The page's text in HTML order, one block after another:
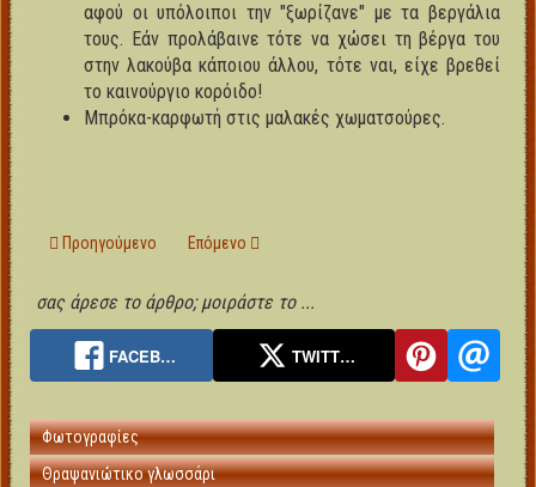
αφού οι υπόλοιποι την "ξωρίζανε" με τα βεργάλια
τους. Εάν προλάβαινε τότε να χώσει τη βέργα του
στην λακούβα κάποιου άλλου, τότε ναι, είχε βρεθεί
το καινούργιο κορόιδο!
Μπρόκα-καρφωτή στις μαλακές χωματσούρες.
Προηγούμενο άρθρο: Τα "κοριτσίστικα" παιχνίδια
Προηγούμενο Επόμενο άρθρο: Τα τυχερά παιχνίδια
Επόμενο
σας άρεσε το άρθρο; μοιράστε το ...
FACEB… TWITT…
Φωτογραφίες
Θραψανιώτικο γλωσσάρι